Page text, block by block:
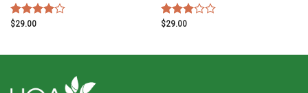
Rated
$29.00
Rated
5
$29.00